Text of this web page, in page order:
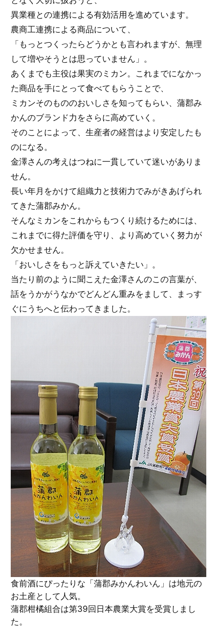
異業種との連携による有効活用を進めています。
農商工連携による商品について、
「もっとつくったらどうかとも言われますが、無理
して増やそうとは思っていません」。
あくまでも主役は果実のミカン。これまでになかっ
た商品を手にとって食べてもらうことで、
ミカンそのもののおいしさを知ってもらい、蒲郡み
かんのブランド力をさらに高めていく。
そのことによって、生産者の経営はより安定したも
のになる。
金澤さんの考えはつねに一貫していて迷いがありま
せん。
長い年月をかけて組織力と技術力でみがきあげられ
てきた蒲郡みかん。
そんなミカンをこれからもつくり続けるためには、
これまでに得た評価を守り、より高めていく努力が
欠かせません。
「おいしさをもっと訴えていきたい」。
当たり前のように聞こえた金澤さんのこの言葉が、
話をうかがうなかでどんどん重みをまして、まっす
ぐにうちへと伝わってきました。
食前酒にぴったりな「蒲郡みかんわいん」は地元の
お土産として人気。
蒲郡柑橘組合は第39回日本農業大賞を受賞しまし
た。